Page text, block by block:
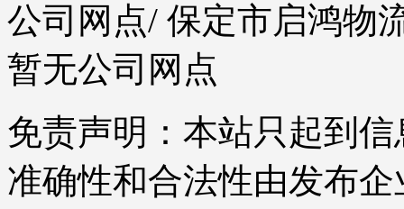
公司网点/ 保定市启鸿物
暂无公司网点
免责声明：本站只起到
准确性和合法性由发布